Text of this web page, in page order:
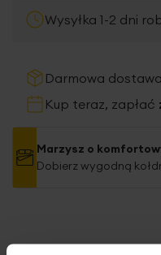
Wysyłka 1-2 dni
Darmowa dostawa
Kup teraz, zapłać
Marzysz o
Dobierz wygodną